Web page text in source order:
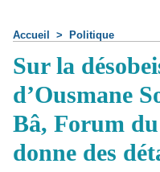
Accueil > Politique
Sur la
d’Ousmane
Bâ, Forum
donne des